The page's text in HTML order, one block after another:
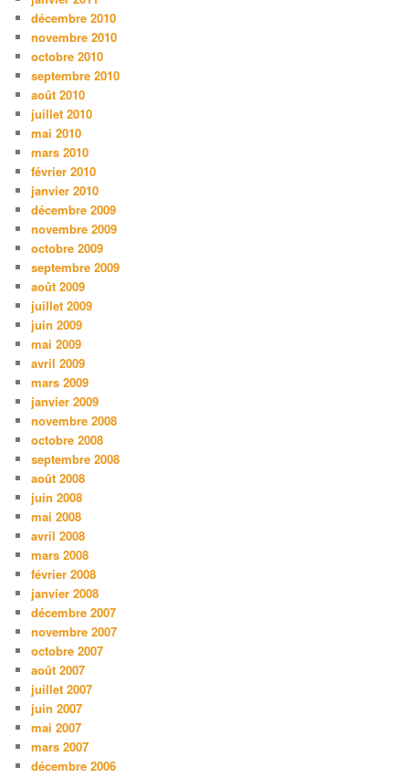
décembre 2010
novembre 2010
octobre 2010
septembre 2010
août 2010
juillet 2010
mai 2010
mars 2010
février 2010
janvier 2010
décembre 2009
novembre 2009
octobre 2009
septembre 2009
août 2009
juillet 2009
juin 2009
mai 2009
avril 2009
mars 2009
janvier 2009
novembre 2008
octobre 2008
septembre 2008
août 2008
juin 2008
mai 2008
avril 2008
mars 2008
février 2008
janvier 2008
décembre 2007
novembre 2007
octobre 2007
août 2007
juillet 2007
juin 2007
mai 2007
mars 2007
décembre 2006